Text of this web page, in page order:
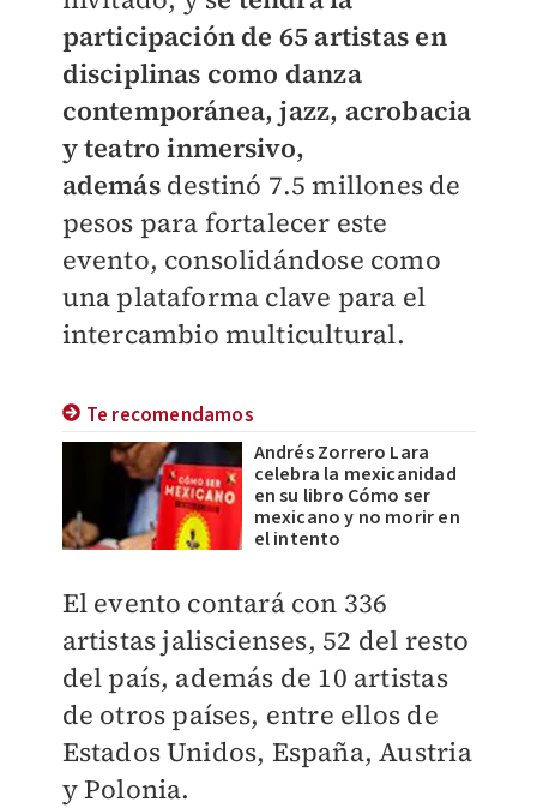
participación de 65 artistas en
disciplinas como danza
contemporánea, jazz, acrobacia
y teatro inmersivo,
además destinó 7.5 millones de
pesos para fortalecer este
evento, consolidándose como
una plataforma clave para el
intercambio multicultural.
Te recomendamos
Andrés Zorrero Lara
celebra la mexicanidad
en su libro Cómo ser
mexicano y no morir en
el intento
El evento contará con 336
artistas jaliscienses, 52 del resto
del país, además de 10 artistas
de otros países, entre ellos de
Estados Unidos, España, Austria
y Polonia.